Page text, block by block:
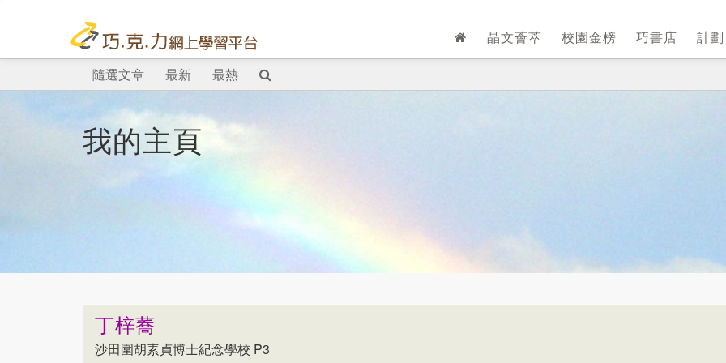
晶文薈萃 校園金榜 巧書店
計
隨選文章
最新 最熱
我的主頁
丁梓蕎
沙田圍胡素貞博士紀念學校 P3